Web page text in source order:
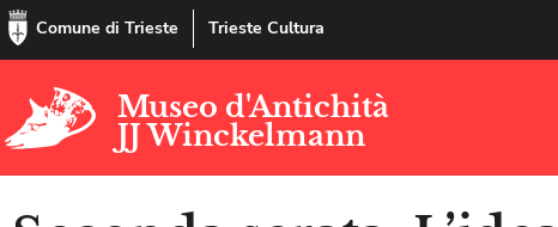
Comune di Trieste Trieste Cultura
Museo d'Antichità
JJ Winckelmann